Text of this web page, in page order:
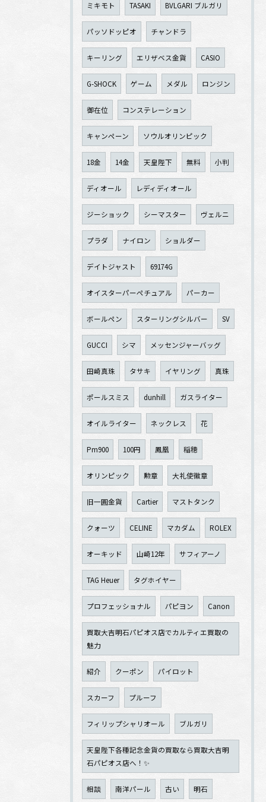
ミキモト TASAKI BVLGARI ブルガリ
パッソドッピオ チャンドラ
キーリング エリザベス金貨 CASIO
G-SHOCK ゲーム メダル ロンジン
御在位 コンステレーション
キャンペーン ソウルオリンピック
18金 14金 天皇陛下 無料 小判
ディオール レディディオール
ジーショック シーマスター ヴェルニ
プラダ ナイロン ショルダー
デイトジャスト 69174G
オイスターパーペチュアル パーカー
ボールペン スターリングシルバー SV
GUCCI シマ メッセンジャーバッグ
田崎真珠 タサキ イヤリング 真珠
ポールスミス dunhill ガスライター
オイルライター ネックレス 花
Pm900 100円 鳳凰 稲穂
オリンピック 勲章 大礼使徽章
旧一圓金貨 Cartier マストタンク
クォーツ CELINE マカダム ROLEX
オーキッド 山崎12年 サフィアーノ
TAG Heuer タグホイヤー
プロフェッショナル パピヨン Canon
買取大吉明石パピオス店でカルティエ買取の
魅力
紹介 クーポン パイロット
スカーフ プルーフ
フィリップシャリオール ブルガリ
天皇陛下各種記念金貨の買取なら買取大吉明
石パピオス店へ！✨
相談 南洋パール 古い 明石